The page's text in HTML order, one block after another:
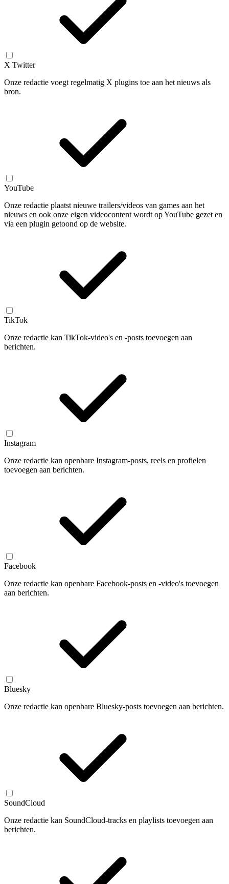
X Twitter
Onze redactie voegt regelmatig X plugins toe aan het nieuws als
bron.
YouTube
Onze redactie plaatst nieuwe trailers/videos van games aan het
nieuws en ook onze eigen videocontent wordt op YouTube gezet en
via een plugin getoond op de website.
TikTok
Onze redactie kan TikTok-video's en -posts toevoegen aan
berichten.
Instagram
Onze redactie kan openbare Instagram-posts, reels en profielen
toevoegen aan berichten.
Facebook
Onze redactie kan openbare Facebook-posts en -video's toevoegen
aan berichten.
Bluesky
Onze redactie kan openbare Bluesky-posts toevoegen aan berichten.
SoundCloud
Onze redactie kan SoundCloud-tracks en playlists toevoegen aan
berichten.